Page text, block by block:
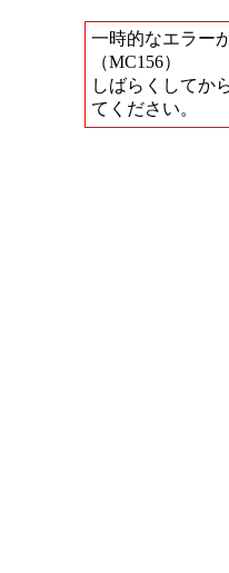
一時的なエラー
（MC156）
しばらくしてか
てください。